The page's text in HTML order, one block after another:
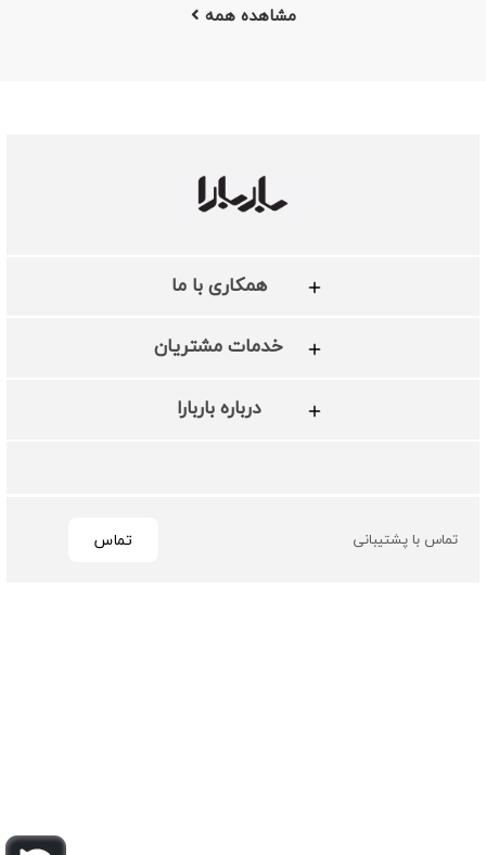
مشاهده همه
همکاری با ما
خدمات مشتریان
درباره باربارا
تماس با پشتیبانی تماس